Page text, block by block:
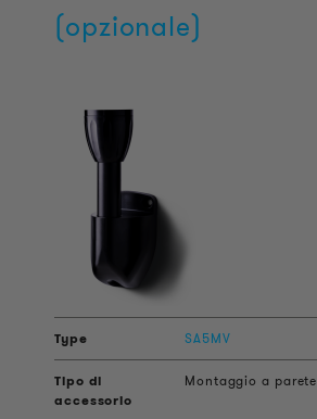
(opzionale)
SA5MV
Montaggio a parete